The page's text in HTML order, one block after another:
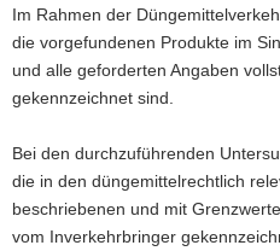
Im Rahmen der
die vorgefundenen Produkte im
und alle geforderten Angaben
gekennzeichnet sind.
Bei den durchzuführenden
die in den düngemittelrechtlich
beschriebenen und mit
vom Inverkehrbringer